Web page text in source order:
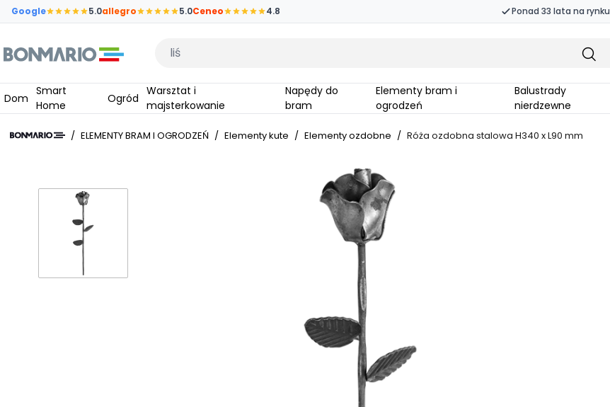
Przejdź do głównej zawartości strony
Google 5.0allegro 5.0Ceneo 4.8 Ponad 33 lata na rynku
Wpisz czego szukasz
Dom
Smart
Home
Ogród
Warsztat i
majsterkowanie
Napędy do
bram
Elementy bram i
ogrodzeń
Balustrady
nierdzewne
/ ELEMENTY BRAM I OGRODZEŃ / Elementy kute / Elementy ozdobne / Róża ozdobna stalowa H340 x L90 mm